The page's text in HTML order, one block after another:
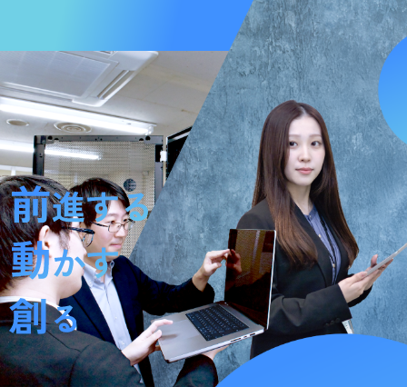
企業情報
事業内容
商品情報
お知らせ
採用情報